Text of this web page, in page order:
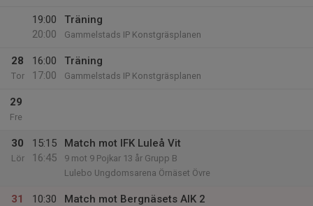
19:00
20:00
Träning
Gammelstads IP Konstgräsplanen
28
Tor
16:00
17:00
Träning
Gammelstads IP Konstgräsplanen
29
Fre
30
Lör
15:15
16:45
Match mot IFK Luleå Vit
9 mot 9 Pojkar 13 år Grupp B
Lulebo Ungdomsarena Örnäset Övre
31
10:30
Match mot Bergnäsets AIK 2